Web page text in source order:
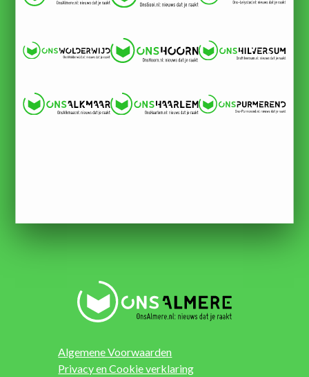
Algemene Voorwaarden
Privacy en Cookie verklaring